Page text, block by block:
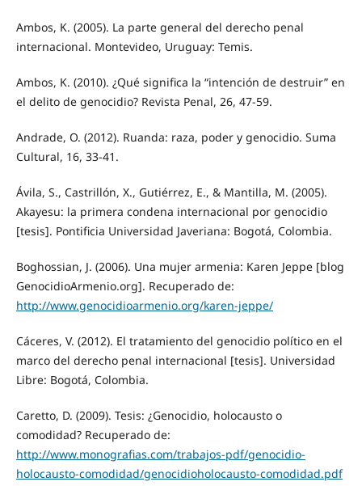
Ambos, K. (2005). La parte general del derecho penal
internacional. Montevideo, Uruguay: Temis.
Ambos, K. (2010). ¿Qué significa la “intención de destruir” en
el delito de genocidio? Revista Penal, 26, 47-59.
Andrade, O. (2012). Ruanda: raza, poder y genocidio. Suma
Cultural, 16, 33-41.
Ávila, S., Castrillón, X., Gutiérrez, E., & Mantilla, M. (2005).
Akayesu: la primera condena internacional por genocidio
[tesis]. Pontificia Universidad Javeriana: Bogotá, Colombia.
Boghossian, J. (2006). Una mujer armenia: Karen Jeppe [blog
GenocidioArmenio.org]. Recuperado de:
http://www.genocidioarmenio.org/karen-jeppe/
Cáceres, V. (2012). El tratamiento del genocidio político en el
marco del derecho penal internacional [tesis]. Universidad
Libre: Bogotá, Colombia.
Caretto, D. (2009). Tesis: ¿Genocidio, holocausto o
comodidad? Recuperado de:
http://www.monografias.com/trabajos-pdf/genocidio-
holocausto-comodidad/genocidioholocausto-comodidad.pdf